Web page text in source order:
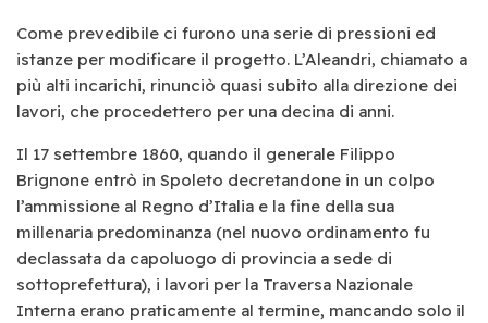
Come prevedibile ci furono una serie di pressioni ed
istanze per modificare il progetto. L’Aleandri, chiamato a
più alti incarichi, rinunciò quasi subito alla direzione dei
lavori, che procedettero per una decina di anni.
Il 17 settembre 1860, quando il generale Filippo
Brignone entrò in Spoleto decretandone in un colpo
l’ammissione al Regno d’Italia e la fine della sua
millenaria predominanza (nel nuovo ordinamento fu
declassata da capoluogo di provincia a sede di
sottoprefettura), i lavori per la Traversa Nazionale
Interna erano praticamente al termine, mancando solo il